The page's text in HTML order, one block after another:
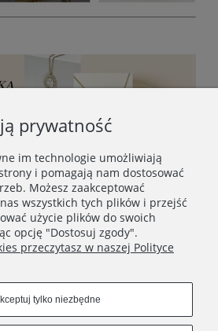
prywatność
im technologie umożliwiają
i pomagają nam dostosować
Możesz zaakceptować
wszystkich tych plików i przejść
użycie plików do swoich
opcję "Dostosuj zgody".
przeczytasz w naszej Polityce
tylko niezbędne